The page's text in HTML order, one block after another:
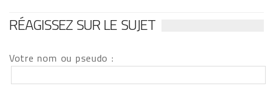
RÉAGISSEZ SUR LE SUJET
Votre nom ou pseudo :